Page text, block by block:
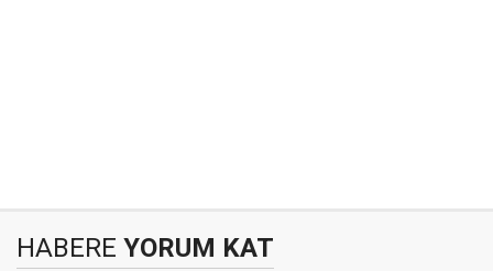
HABERE YORUM KAT